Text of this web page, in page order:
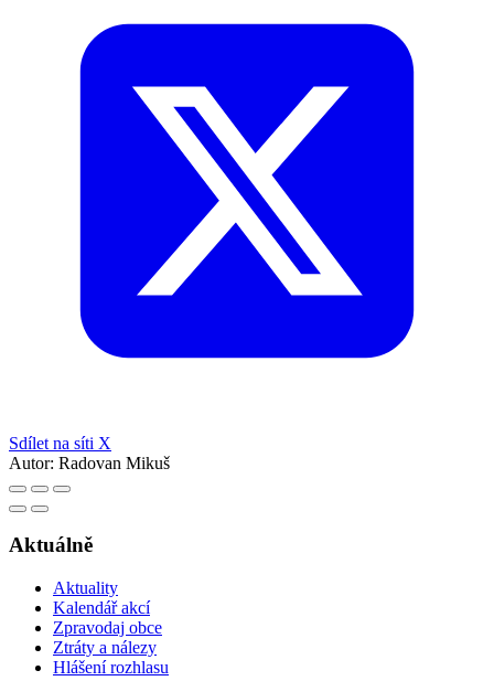
Sdílet na síti X
Autor: Radovan Mikuš
Aktuálně
Aktuality
Kalendář akcí
Zpravodaj obce
Ztráty a nálezy
Hlášení rozhlasu